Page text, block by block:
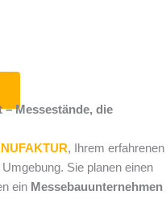
Messestände, die
, Ihrem erfahrenen
Umgebung. Sie planen einen
ein Messebauunternehmen